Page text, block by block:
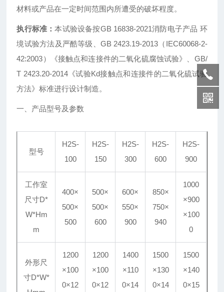
材料或产品在一定时间范围内所遭受的破坏程度。
执行标准：本试验设备按GB 16838-2021消防电子产品 环
境试验方法及严酷等级、GB 2423.19-2013（IEC60068-2-
42:2003）《接触点和连接件的二氧化硫腐蚀试验》、GB/
T 2423.20-2014《试验Kd接触点和连接件的二氧化硫试验
方法》标准进行设计制造。
一、产品型号及参数
型号
H2S-
100
H2S-
150
H2S-
300
H2S-
600
H2S-
900
工作室
尺寸D*
W*Hm
m
400×
500×
500
500×
500×
600
600×
550×
900
850×
750×
940
1000
×900
×100
0
外形尺
寸D*W*
1200
×100
0×12
1200
×100
0×12
1400
×110
0×14
1500
×130
0×14
1500
×140
0×15